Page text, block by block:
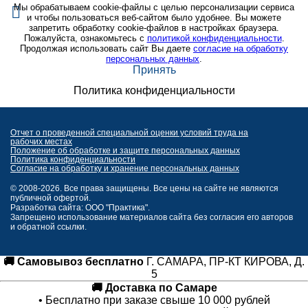
Мы обрабатываем cookie-файлы с целью персонализации сервиса
и чтобы пользоваться веб-сайтом было удобнее. Вы можете
запретить обработку cookie-файлов в настройках браузера.
Пожалуйста, ознакомьтесь с политикой конфиденциальности.
Продолжая использовать сайт Вы даете согласие на обработку
персональных данных.
Принять
Политика конфиденциальности
Отчет о проведенной специальной оценки условий труда на
рабочих местах
Положение об обработке и защите персональных данных
Политика конфиденциальности
Согласие на обработку и хранение персональных данных
© 2008-2026. Все права защищены. Все цены на сайте не являются
публичной офертой.
Разработка сайта: ООО "Практика".
Запрещено использование материалов сайта без согласия его авторов
и обратной ссылки.
🚚 Самовывоз бесплатно Г. САМАРА, ПР-КТ КИРОВА, Д.
5
🚚 Доставка по Самаре
• Бесплатно при заказе свыше 10 000 рублей